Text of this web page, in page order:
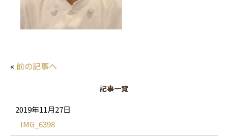
« 前の記事へ
記事一覧
2019年11月27日
IMG_6398